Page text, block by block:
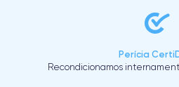
Perícia
Recondicionamos